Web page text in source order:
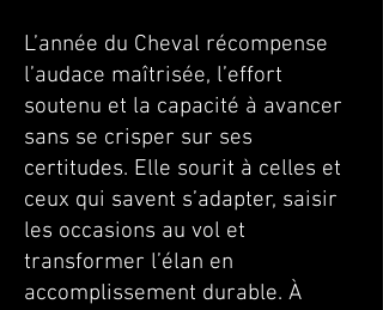
L’année du Cheval récompense
l’audace maîtrisée, l’effort
soutenu et la capacité à avancer
sans se crisper sur ses
certitudes. Elle sourit à celles et
ceux qui savent s’adapter, saisir
les occasions au vol et
transformer l’élan en
accomplissement durable. À